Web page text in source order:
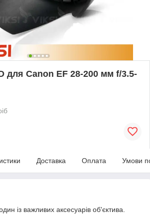
для Canon EF 28-200 мм f/3.5-
Доставка Оплата Умови
із важливих аксесуарів об'єктива.